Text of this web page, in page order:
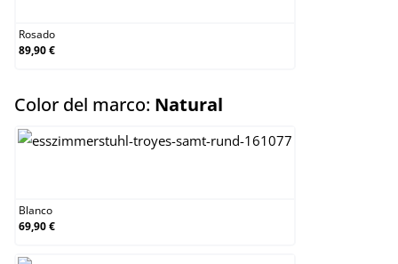
Rosado
89,90 €
Color del marco: Natural
Blanco
69,90 €